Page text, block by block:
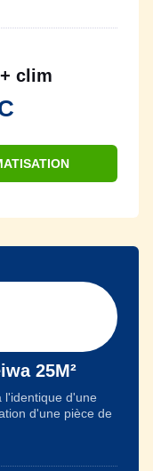
clim
25M²
l'identique d'une
d'une pièce de